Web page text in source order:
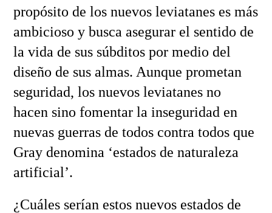
propósito de los nuevos leviatanes es más
ambicioso y busca asegurar el sentido de
la vida de sus súbditos por medio del
diseño de sus almas. Aunque prometan
seguridad, los nuevos leviatanes no
hacen sino fomentar la inseguridad en
nuevas guerras de todos contra todos que
Gray denomina ‘estados de naturaleza
artificial’.
¿Cuáles serían estos nuevos estados de